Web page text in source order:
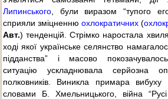
Липинського , були виразом “тупого
сприяли зміцненню охлократичних (
Авт.) тенденцій. Стрімко наростала
ході якої українське селянство
підданства” і масово
ситуацію ускладнювала серйозна
полковників. Виникла примара вибуху
словами Б. Хмельницького, війна